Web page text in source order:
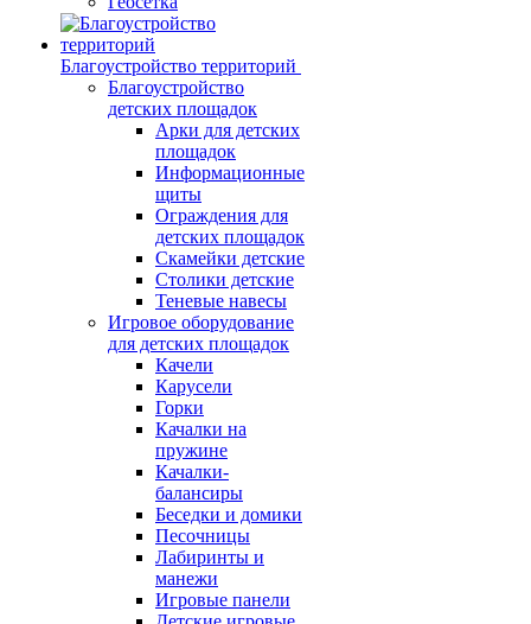
Благоустройство территорий
Благоустройство
детских площадок
Арки для детских
площадок
Информационные
щиты
Ограждения для
детских площадок
Скамейки детские
Столики детские
Теневые навесы
Игровое оборудование
для детских площадок
Качели
Карусели
Горки
Качалки на
пружине
Качалки-
балансиры
Беседки и домики
Песочницы
Лабиринты и
манежи
Игровые панели